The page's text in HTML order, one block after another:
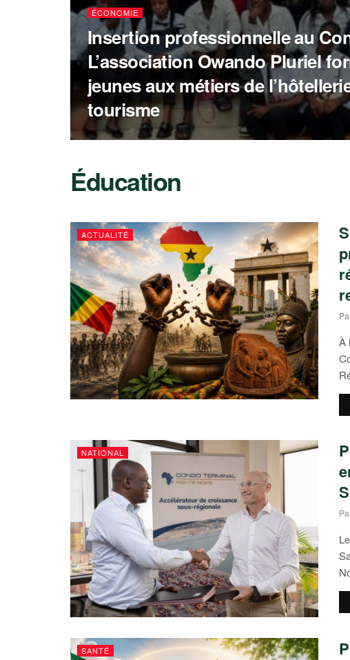
ÉCONOMIE
Insertion professionnelle au
L’association Owando Pluriel
jeunes aux métiers de
tourisme
Éducation
ACTUALITÉ
À
NATIONAL
SANTÉ